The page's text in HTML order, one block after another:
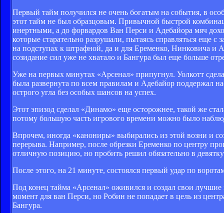
Первый тайм получился не очень богатым на события, в
этот тайм не был образцовым. Привычной быстрой
инертными, а до форвардов Ван Перси и Адебайора мяч
которые старательно разрушали, пытаясь справляться
на подступах к штрафной, да и для Еременко, Нинковича и
созидание сил уже не хватало и Бангура был еще больше
Уже на первых минутах «Арсенал» припугнул. Уолкотт
была развернута по всем правилам и Адебайор поддержал
острого угла без особых шансов на успех.
Этот эпизод сделал «Динамо» еще осторожнее, такой же
потому большую часть игрового времени можно было
Впрочем, иногда «канониры» выбирались из этой возни и
перерыва. Например, после обрезки Еременко по центру
отличную позицию, но пробить решил обязательно в
После этого, на 21 минуте, состоялся первый удар по
Под конец тайма «Арсенал» оживился и создал свои
момент для ван Перси, но Робин не попадает в цель из
Бангура.